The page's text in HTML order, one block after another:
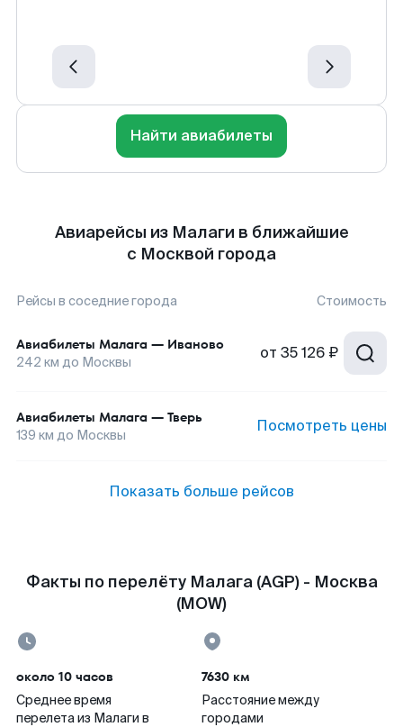
Найти авиабилеты
Авиарейсы из Малаги в ближайшие
с Москвой города
Рейсы в соседние города Стоимость
Авиабилеты Малага — Иваново
242 км до Москвы от 35 126 ₽
Авиабилеты Малага — Тверь
139 км до Москвы Посмотреть цены
Показать больше рейсов
Факты по перелёту Малага (AGP) - Москва
(MOW)
около 10 часов
Среднее время
перелета из Малаги в
7630 км
Расстояние между
городами